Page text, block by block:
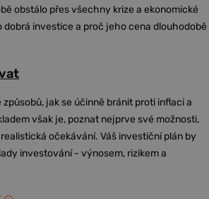
obstálo přes všechny krize a ekonomické
investice a proč jeho cena dlouhodobě
jak se účinně bránit proti inflaci a
však je, poznat nejprve své možnosti,
očekávání. Váš investiční plán by
investování - výnosem, rizikem a